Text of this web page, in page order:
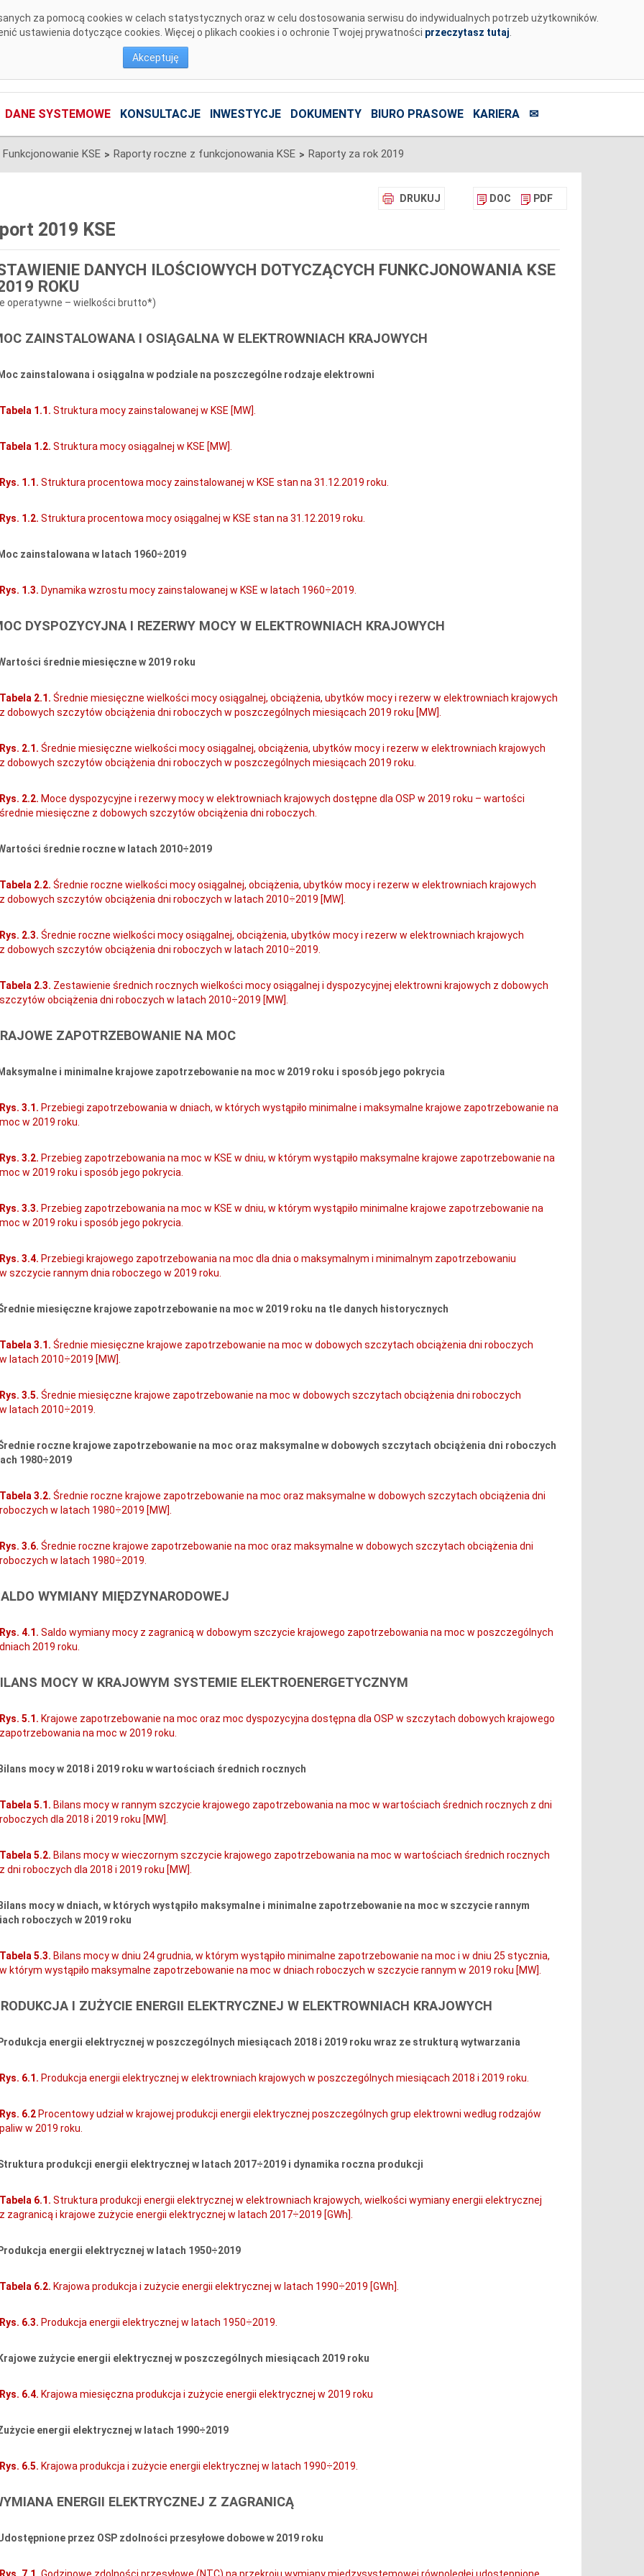
za pomocą cookies w celach statystycznych oraz w celu dostosowania serwisu do indywidualnych potrzeb użytkowników.
ustawienia dotyczące cookies. Więcej o plikach cookies i o ochronie Twojej prywatności przeczytasz tutaj
Akceptuję
DANE SYSTEMOWE KONSULTACJE INWESTYCJE DOKUMENTY BIURO PRASOWE KARIERA ✉
Funkcjonowanie KSE > Raporty roczne z funkcjonowania KSE > Raporty za rok 2019
DRUKUJ DOC PDF
2019 KSE
DANYCH ILOŚCIOWYCH DOTYCZĄCYCH FUNKCJONOWANIA KSE
ROKU
operatywne – wielkości brutto*)
ZAINSTALOWANA I OSIĄGALNA W ELEKTROWNIACH KRAJOWYCH
zainstalowana i osiągalna w podziale na poszczególne rodzaje elektrowni
Tabela 1.1. Struktura mocy zainstalowanej w KSE [MW].
Tabela 1.2. Struktura mocy osiągalnej w KSE [MW].
Rys. 1.1. Struktura procentowa mocy zainstalowanej w KSE stan na 31.12.2019 roku.
Rys. 1.2. Struktura procentowa mocy osiągalnej w KSE stan na 31.12.2019 roku.
zainstalowana w latach 1960÷2019
Rys. 1.3. Dynamika wzrostu mocy zainstalowanej w KSE w latach 1960÷2019.
DYSPOZYCYJNA I REZERWY MOCY W ELEKTROWNIACH KRAJOWYCH
średnie miesięczne w 2019 roku
Tabela 2.1. Średnie miesięczne wielkości mocy osiągalnej, obciążenia, ubytków mocy i rezerw w elektrowniach krajowych
z dobowych szczytów obciążenia dni roboczych w poszczególnych miesiącach 2019 roku [MW].
Rys. 2.1. Średnie miesięczne wielkości mocy osiągalnej, obciążenia, ubytków mocy i rezerw w elektrowniach krajowych
z dobowych szczytów obciążenia dni roboczych w poszczególnych miesiącach 2019 roku.
Rys. 2.2. Moce dyspozycyjne i rezerwy mocy w elektrowniach krajowych dostępne dla OSP w 2019 roku – wartości
średnie miesięczne z dobowych szczytów obciążenia dni roboczych.
średnie roczne w latach 2010÷2019
Tabela 2.2. Średnie roczne wielkości mocy osiągalnej, obciążenia, ubytków mocy i rezerw w elektrowniach krajowych
z dobowych szczytów obciążenia dni roboczych w latach 2010÷2019 [MW].
Rys. 2.3. Średnie roczne wielkości mocy osiągalnej, obciążenia, ubytków mocy i rezerw w elektrowniach krajowych
z dobowych szczytów obciążenia dni roboczych w latach 2010÷2019.
Tabela 2.3. Zestawienie średnich rocznych wielkości mocy osiągalnej i dyspozycyjnej elektrowni krajowych z dobowych
szczytów obciążenia dni roboczych w latach 2010÷2019 [MW].
ZAPOTRZEBOWANIE NA MOC
i minimalne krajowe zapotrzebowanie na moc w 2019 roku i sposób jego pokrycia
Rys. 3.1. Przebiegi zapotrzebowania w dniach, w których wystąpiło minimalne i maksymalne krajowe zapotrzebowanie na
moc w 2019 roku.
Rys. 3.2. Przebieg zapotrzebowania na moc w KSE w dniu, w którym wystąpiło maksymalne krajowe zapotrzebowanie na
moc w 2019 roku i sposób jego pokrycia.
Rys. 3.3. Przebieg zapotrzebowania na moc w KSE w dniu, w którym wystąpiło minimalne krajowe zapotrzebowanie na
moc w 2019 roku i sposób jego pokrycia.
Rys. 3.4. Przebiegi krajowego zapotrzebowania na moc dla dnia o maksymalnym i minimalnym zapotrzebowaniu
w szczycie rannym dnia roboczego w 2019 roku.
miesięczne krajowe zapotrzebowanie na moc w 2019 roku na tle danych historycznych
Tabela 3.1. Średnie miesięczne krajowe zapotrzebowanie na moc w dobowych szczytach obciążenia dni roboczych
w latach 2010÷2019 [MW].
Rys. 3.5. Średnie miesięczne krajowe zapotrzebowanie na moc w dobowych szczytach obciążenia dni roboczych
w latach 2010÷2019.
roczne krajowe zapotrzebowanie na moc oraz maksymalne w dobowych szczytach obciążenia dni roboczych
1980÷2019
Tabela 3.2. Średnie roczne krajowe zapotrzebowanie na moc oraz maksymalne w dobowych szczytach obciążenia dni
roboczych w latach 1980÷2019 [MW].
Rys. 3.6. Średnie roczne krajowe zapotrzebowanie na moc oraz maksymalne w dobowych szczytach obciążenia dni
roboczych w latach 1980÷2019.
WYMIANY MIĘDZYNARODOWEJ
Rys. 4.1. Saldo wymiany mocy z zagranicą w dobowym szczycie krajowego zapotrzebowania na moc w poszczególnych
dniach 2019 roku.
MOCY W KRAJOWYM SYSTEMIE ELEKTROENERGETYCZNYM
Rys. 5.1. Krajowe zapotrzebowanie na moc oraz moc dyspozycyjna dostępna dla OSP w szczytach dobowych krajowego
zapotrzebowania na moc w 2019 roku.
Bilans mocy w 2018 i 2019 roku w wartościach średnich rocznych
Tabela 5.1. Bilans mocy w rannym szczycie krajowego zapotrzebowania na moc w wartościach średnich rocznych z dni
roboczych dla 2018 i 2019 roku [MW].
Tabela 5.2. Bilans mocy w wieczornym szczycie krajowego zapotrzebowania na moc w wartościach średnich rocznych
z dni roboczych dla 2018 i 2019 roku [MW].
mocy w dniach, w których wystąpiło maksymalne i minimalne zapotrzebowanie na moc w szczycie rannym
roboczych w 2019 roku
Tabela 5.3. Bilans mocy w dniu 24 grudnia, w którym wystąpiło minimalne zapotrzebowanie na moc i w dniu 25 stycznia,
w którym wystąpiło maksymalne zapotrzebowanie na moc w dniach roboczych w szczycie rannym w 2019 roku [MW].
I ZUŻYCIE ENERGII ELEKTRYCZNEJ W ELEKTROWNIACH KRAJOWYCH
energii elektrycznej w poszczególnych miesiącach 2018 i 2019 roku wraz ze strukturą wytwarzania
Rys. 6.1. Produkcja energii elektrycznej w elektrowniach krajowych w poszczególnych miesiącach 2018 i 2019 roku.
Rys. 6.2 Procentowy udział w krajowej produkcji energii elektrycznej poszczególnych grup elektrowni według rodzajów
paliw w 2019 roku.
produkcji energii elektrycznej w latach 2017÷2019 i dynamika roczna produkcji
Tabela 6.1. Struktura produkcji energii elektrycznej w elektrowniach krajowych, wielkości wymiany energii elektrycznej
z zagranicą i krajowe zużycie energii elektrycznej w latach 2017÷2019 [GWh].
energii elektrycznej w latach 1950÷2019
Tabela 6.2. Krajowa produkcja i zużycie energii elektrycznej w latach 1990÷2019 [GWh].
Rys. 6.3. Produkcja energii elektrycznej w latach 1950÷2019.
zużycie energii elektrycznej w poszczególnych miesiącach 2019 roku
Rys. 6.4. Krajowa miesięczna produkcja i zużycie energii elektrycznej w 2019 roku
energii elektrycznej w latach 1990÷2019
Rys. 6.5. Krajowa produkcja i zużycie energii elektrycznej w latach 1990÷2019.
ENERGII ELEKTRYCZNEJ Z ZAGRANICĄ
przez OSP zdolności przesyłowe dobowe w 2019 roku
Rys. 7.1. Godzinowe zdolności przesyłowe (NTC) na przekroju wymiany międzysystemowej równoległej udostępnione